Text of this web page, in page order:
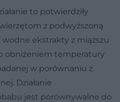
to potwierdziły
z podwyższoną
ekstrakty z miąższu
obniżeniem temperatury
w porównaniu z
Działanie
jest porównywalne do